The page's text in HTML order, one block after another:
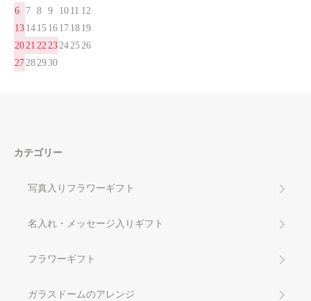
6
7 8 9 10 11 12
13 14 15 16 17 18 19
2021 2223242526
27282930
カテゴリー
写真入りフラワーギフト
名入れ・メッセージ入りギフト
フラワーギフト
ガラスドームのアレンジ